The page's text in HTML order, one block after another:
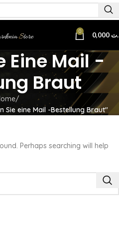
0
Eine Mail -
Braut
Sie eine Mail -Bestellung Braut"
Perhaps searching will help